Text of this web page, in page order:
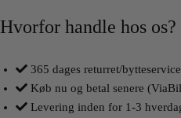
Hvorfor handle hos os?
365 dages returret/bytteservice
Køb nu og betal senere
Levering inden for 1-3